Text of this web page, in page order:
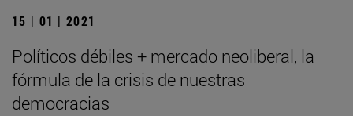
15 | 01 | 2021
Políticos débiles + mercado neoliberal, la
fórmula de la crisis de nuestras
democracias